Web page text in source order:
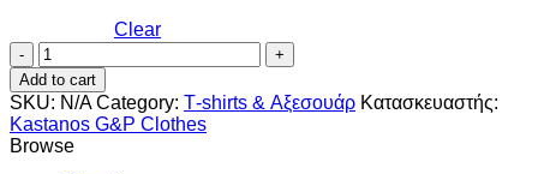
Clear
Ιστιοπλοϊκό
quantity
Add to cart
SKU: N/A Category: Τ-shirts & Αξεσουάρ Κατασκευαστής:
Kastanos G&P Clothes
Browse